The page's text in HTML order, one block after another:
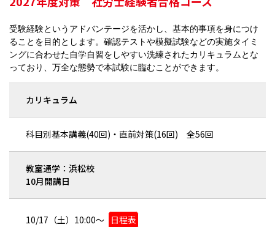
受験経験というアドバンテージを活かし、基本的事項を身につけ
ることを目的とします。確認テストや模擬試験などの実施タイミ
ングに合わせた自学自習をしやすい洗練されたカリキュラムとな
っており、万全な態勢で本試験に臨むことができます。
カリキュラム
科目別基本講義(40回)・直前対策(16回) 全56回
教室通学：浜松校
10月開講日
10/17（土）10:00～ 日程表